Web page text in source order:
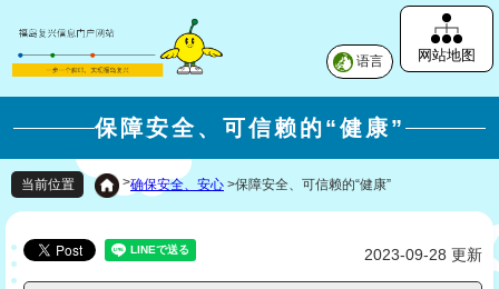
网站地图
语言
保障安全、可信赖的“健康”
当前位置 >确保安全、安心 >保障安全、可信赖的“健康”
2023-09-28 更新